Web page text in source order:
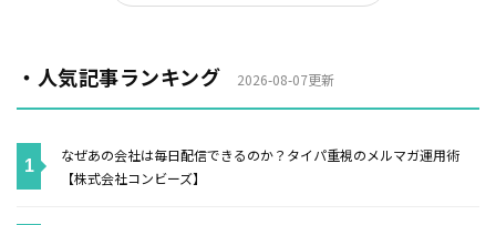
・人気記事ランキング 2026-08-07更新
なぜあの会社は毎日配信できるのか？タイパ重視のメルマガ運用術
【株式会社コンビーズ】